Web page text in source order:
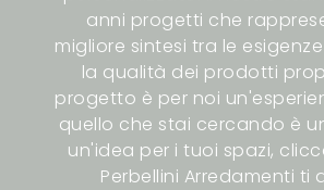
anni progetti che
migliore sintesi tra le
la qualità dei prodotti
progetto è per noi
quello che stai cercando è
un'idea per i tuoi spazi,
Perbellini Arredamenti ti